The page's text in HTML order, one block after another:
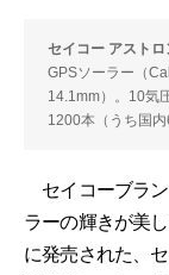
セイコー アスト
GPSソーラー（
14.1mm）。10気
1200本（うち国内
セイコーブラン
ラーの輝きが美
に発売された、